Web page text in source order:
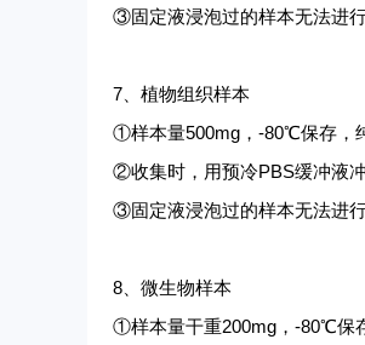
③固定液浸泡过的样本无法进行
7、植物组织样本
①样本量500mg，-80℃保存，
②收集时，用预冷PBS缓冲液
③固定液浸泡过的样本无法进行
8、微生物样本
①样本量干重200mg，-80℃保